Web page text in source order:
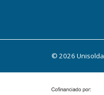
© 2026 Unisolda